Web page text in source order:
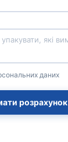
даних
розрахунок